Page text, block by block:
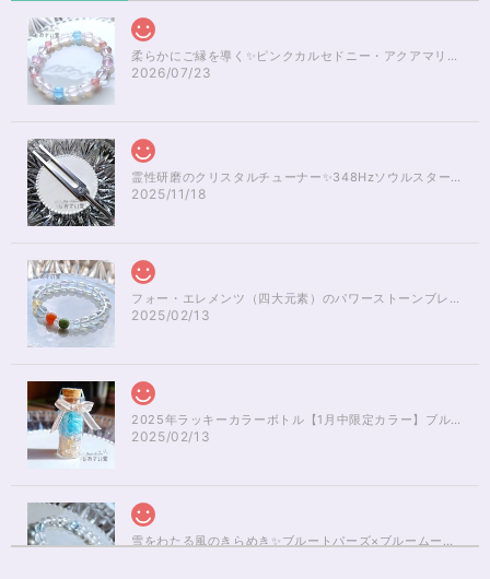
柔らかにご縁を導く✨ピンクカルセドニー・アクアマリンブレスレット16cm
2026/07/23
霊性研磨のクリスタルチューナー✨348Hzソウルスターチャクラのヒーリング
2025/11/18
フォー・エレメンツ（四大元素）のパワーストーンブレスレット✨レインボーオーラ16cm
2025/02/13
2025年ラッキーカラーボトル【1月中限定カラー】ブルーアパタイト×ルチルクォーツさざれ石
2025/02/13
雪をわたる風のきらめき✨ブルートパーズ×ブルームーンストーンブレスレット17cm